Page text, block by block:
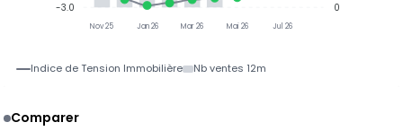
Nov 25 Jan 26 Mar 26 Mai 26 Jul 26
0
-3.0
Indice de Tension Immobilière Nb ventes 12m
Comparer